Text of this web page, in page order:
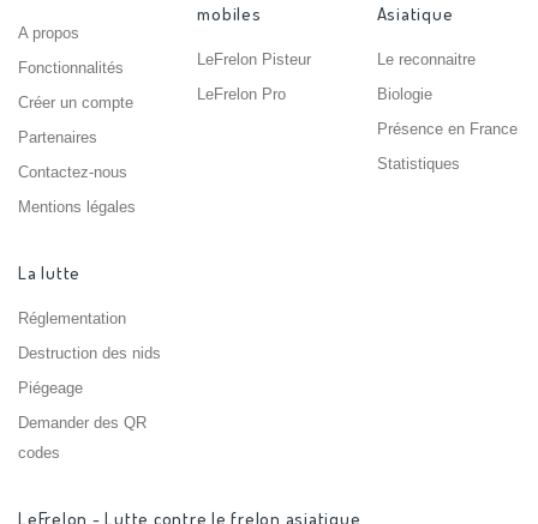
A propos
Fonctionnalités
Créer un compte
Partenaires
Contactez-nous
Mentions légales
mobiles
LeFrelon Pisteur
LeFrelon Pro
Asiatique
Le reconnaitre
Biologie
Présence en France
Statistiques
La lutte
Réglementation
Destruction des nids
Piégeage
Demander des QR
codes
LeFrelon - Lutte contre le frelon asiatique